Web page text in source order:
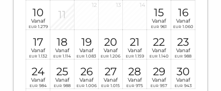
10
Vanaf
EUR 1.279
11
12 13 14
15
Vanaf
EUR 961
16
Vanaf
EUR 1.060
17
Vanaf
EUR 1.132
18
Vanaf
EUR 1.114
19
Vanaf
EUR 1.083
20
Vanaf
EUR 1.206
21
Vanaf
EUR 1.159
22
Vanaf
EUR 1.140
23
Vanaf
EUR 988
24
Vanaf
EUR 984
25
Vanaf
EUR 988
26
Vanaf
EUR 1.006
27
Vanaf
EUR 1.015
28
Vanaf
EUR 975
29
Vanaf
EUR 957
30
Vanaf
EUR 943